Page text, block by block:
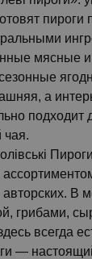
мясные и
а
подходит
чая.
авторских. В
грибами,
всегда
—